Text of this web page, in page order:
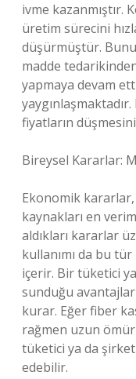
ivme kazanmıştır.
üretim sürecini
düşürmüştür.
madde
yapmaya devam
yaygınlaşmaktadır.
fiyatların
Bireysel Kararlar:
Ekonomik kararlar,
kaynakları en
aldıkları kararlar
kullanımı da bu
içerir. Bir tüketici
sunduğu
kurar. Eğer fiber
rağmen uzun
tüketici ya da
edebilir.